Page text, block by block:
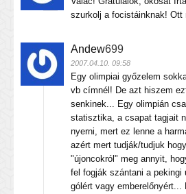
szurkolj a focistáinknak! Ott
Andew699
2007.04.10. 09:58
Egy olimpiai győzelem
vb címnél! De azt hiszem
senkinek... Egy olimpián
statisztika, a csapat tagjait
nyerni, mert ez lenne a
azért mert tudják/tudjuk
"újoncokról" meg annyit,
fel fogják szántani a pekingi
gólért vagy emberelőnyért...